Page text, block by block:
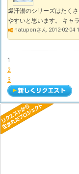
爆汗湯のシリーズはたく
やすいと思います。 キャ
natuponさん 2012-02-04
1
2
3